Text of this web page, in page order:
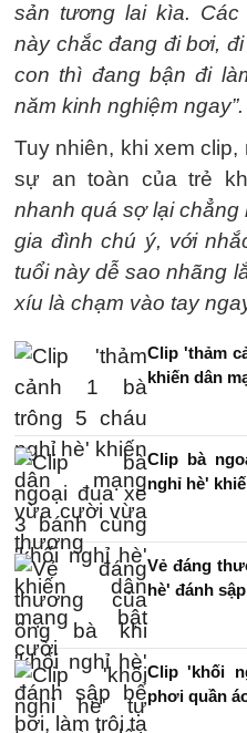
sản tương lai kìa.
này chắc đang đi bơi,
con thì đang bận đi
năm kinh nghiệm ngay”.
Tuy nhiên, khi xem
sự an toàn của trẻ
nhanh quá sợ lại
gia đình chú ý, với
tuổi này dễ sao nhãng
xíu là chạm vào tay
Clip 'thảm
khiến dân
Clip bà
nghỉ hè'
Vẻ đáng
hè' đánh
Clip 'khối
phơi quần